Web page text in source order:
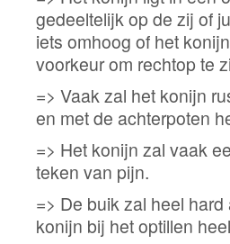
gedeeltelijk op de zij of
iets omhoog of het
voorkeur om rechtop te
=> Vaak zal het konijn
en met de achterpoten
=> Het konijn zal vaak
teken van pijn.
=> De buik zal heel
konijn bij het optillen
Dierenkliniek Animo op
Dierenkliniek Animo